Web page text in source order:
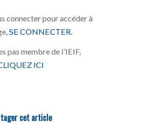
connecter pour accéder à
SE CONNECTER
pas membre de l’IEIF,
ICI
cet article